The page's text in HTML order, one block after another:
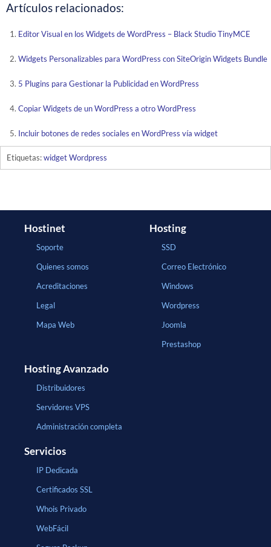
Artículos relacionados:
Editor Visual en los Widgets de WordPress – Black Studio TinyMCE
Widgets Personalizables para WordPress con SiteOrigin Widgets Bundle
5 Plugins para Gestionar la Publicidad en WordPress
Copiar Widgets de un WordPress a otro WordPress
Incluir botones de redes sociales en WordPress vía widget
Etiquetas:widget Wordpress
Hostinet
Soporte
Quienes somos
Acreditaciones
Legal
Mapa Web
Hosting
SSD
Correo Electrónico
Windows
Wordpress
Joomla
Prestashop
Hosting Avanzado
Distribuidores
Servidores VPS
Administración completa
Servicios
IP Dedicada
Certificados SSL
Whois Privado
WebFácil